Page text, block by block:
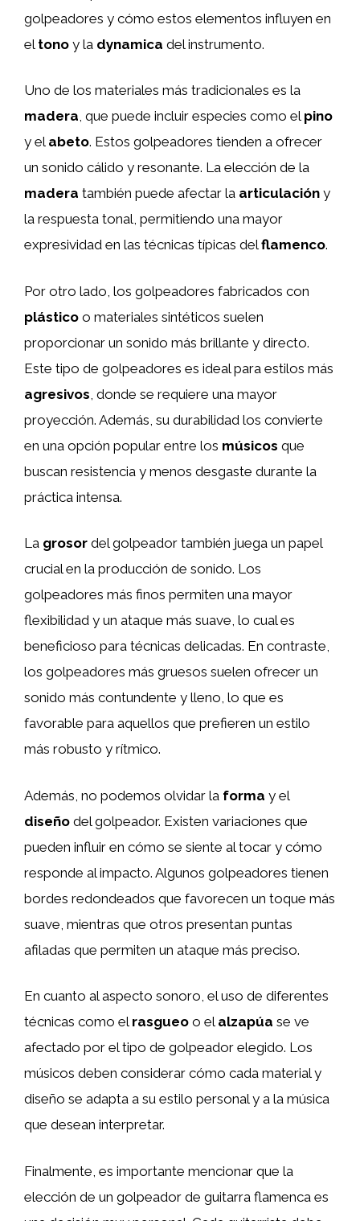
golpeadores y cómo estos elementos influyen en
el tono y la dynamica del instrumento.
Uno de los materiales más tradicionales es la
madera, que puede incluir especies como el pino
y el abeto. Estos golpeadores tienden a ofrecer
un sonido cálido y resonante. La elección de la
madera también puede afectar la articulación y
la respuesta tonal, permitiendo una mayor
expresividad en las técnicas típicas delflamenco.
Por otro lado, los golpeadores fabricados con
plástico o materiales sintéticos suelen
proporcionar un sonido más brillante y directo.
Este tipo de golpeadores es ideal para estilos más
agresivos , donde se requiere una mayor
proyección. Además, su durabilidad los convierte
en una opción popular entre los músicos que
buscan resistencia y menos desgaste durante la
práctica intensa.
La grosor del golpeador también juega un papel
crucial en la producción de sonido. Los
golpeadores más finos permiten una mayor
flexibilidad y un ataque más suave, lo cual es
beneficioso para técnicas delicadas. En contraste,
los golpeadores más gruesos suelen ofrecer un
sonido más contundente y lleno, lo que es
favorable para aquellos que prefieren un estilo
más robusto y rítmico.
Además, no podemos olvidar la forma y el
diseño del golpeador. Existen variaciones que
pueden influir en cómo se siente al tocar y cómo
responde al impacto. Algunos golpeadores tienen
bordes redondeados que favorecen un toque más
suave, mientras que otros presentan puntas
afiladas que permiten un ataque más preciso.
En cuanto al aspecto sonoro, el uso de diferentes
técnicas como el rasgueo o el alzapúa se ve
afectado por el tipo de golpeador elegido. Los
músicos deben considerar cómo cada material y
diseño se adapta a su estilo personal y a la música
que desean interpretar.
Finalmente, es importante mencionar que la
elección de un golpeador de guitarra flamenca es